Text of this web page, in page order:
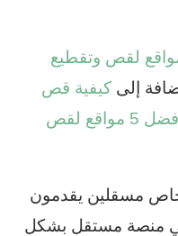
5 مواقع لقص وتقطيع
إلى كيفية قص
أفضل 5 مواقع لقص
مسقلين يقدمون
منصة مستقل بشكل